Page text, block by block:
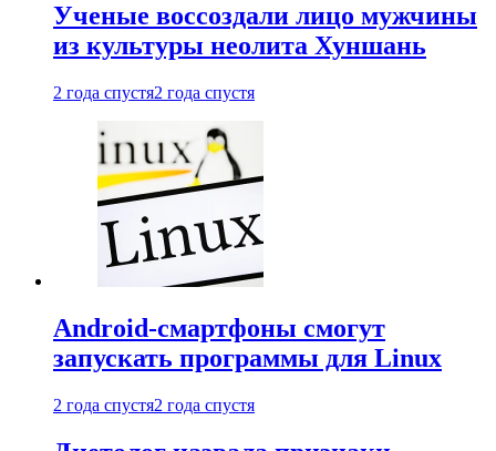
Ученые воссоздали лицо мужчины
из культуры неолита Хуншань
2 года спустя2 года спустя
Android-смартфоны смогут
запускать программы для Linux
2 года спустя2 года спустя